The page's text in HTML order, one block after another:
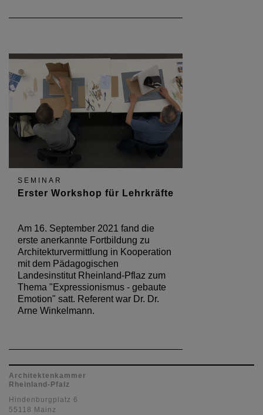
SEMINAR
Erster Workshop für Lehrkräfte
Am 16. September 2021 fand die
erste anerkannte Fortbildung zu
Architekturvermittlung in Kooperation
mit dem Pädagogischen
Landesinstitut Rheinland-Pflaz zum
Thema "Expressionismus - gebaute
Emotion" satt. Referent war Dr. Dr.
Arne Winkelmann.
Architektenkammer
Rheinland-Pfalz
Hindenburgplatz 6
55118 Mainz